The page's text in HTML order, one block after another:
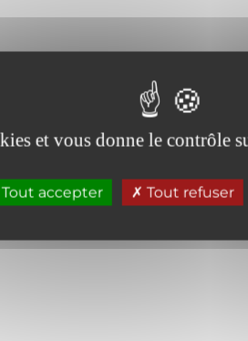
et vous donne le contrôle
Tout accepter Tout refuser